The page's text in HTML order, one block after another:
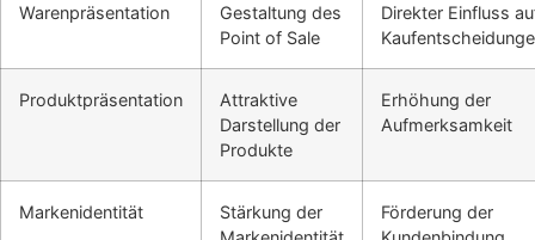
Warenpräsentation
Gestaltung des
Point of Sale
Direkter Einfluss
Produktpräsentation
Attraktive
Darstellung der
Produkte
Erhöhung der
Aufmerksamkeit
Markenidentität
Stärkung der
Förderung der